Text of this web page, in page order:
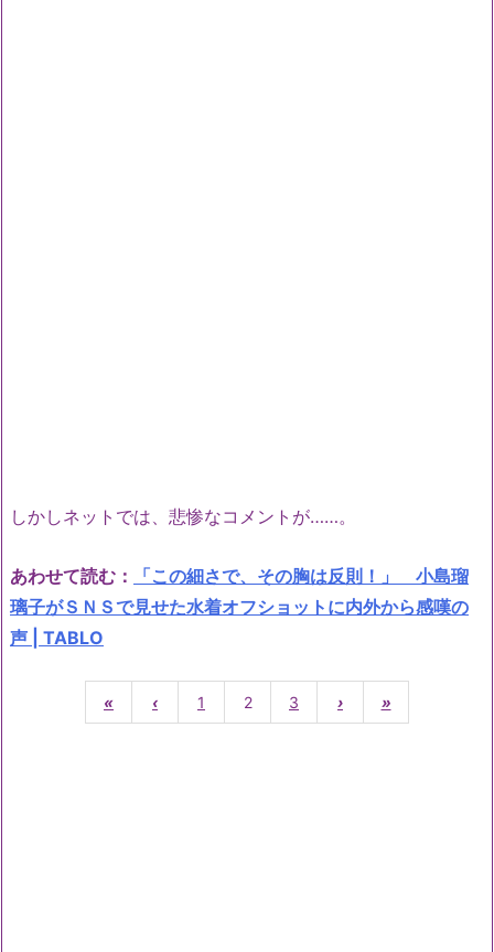
しかしネットでは、悲惨なコメントが……。
あわせて読む：
「この細さで、その胸は反則！」 小島瑠
璃子がＳＮＳで見せた水着オフショットに内外から感嘆の
声 | TABLO
« ‹ 1 2 3 › »